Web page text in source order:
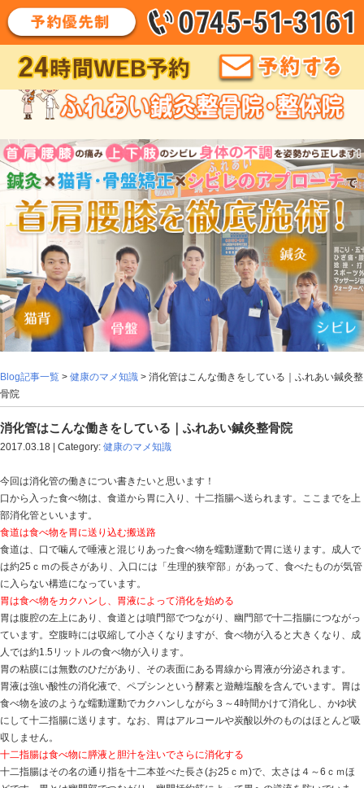
Blog記事一覧>健康のマメ知識> 消化管はこんな働きを
骨院
消化管はこんな働きをしている｜ふれあい鍼
2017.03.18 | Category: 健康のマメ知識
今回は消化管の働きについ書きたいと思います！
口から入った食べ物は、食道から胃に入り、十二指腸へ
部消化管といいます。
食道は食べ物を胃に送り込む搬送路